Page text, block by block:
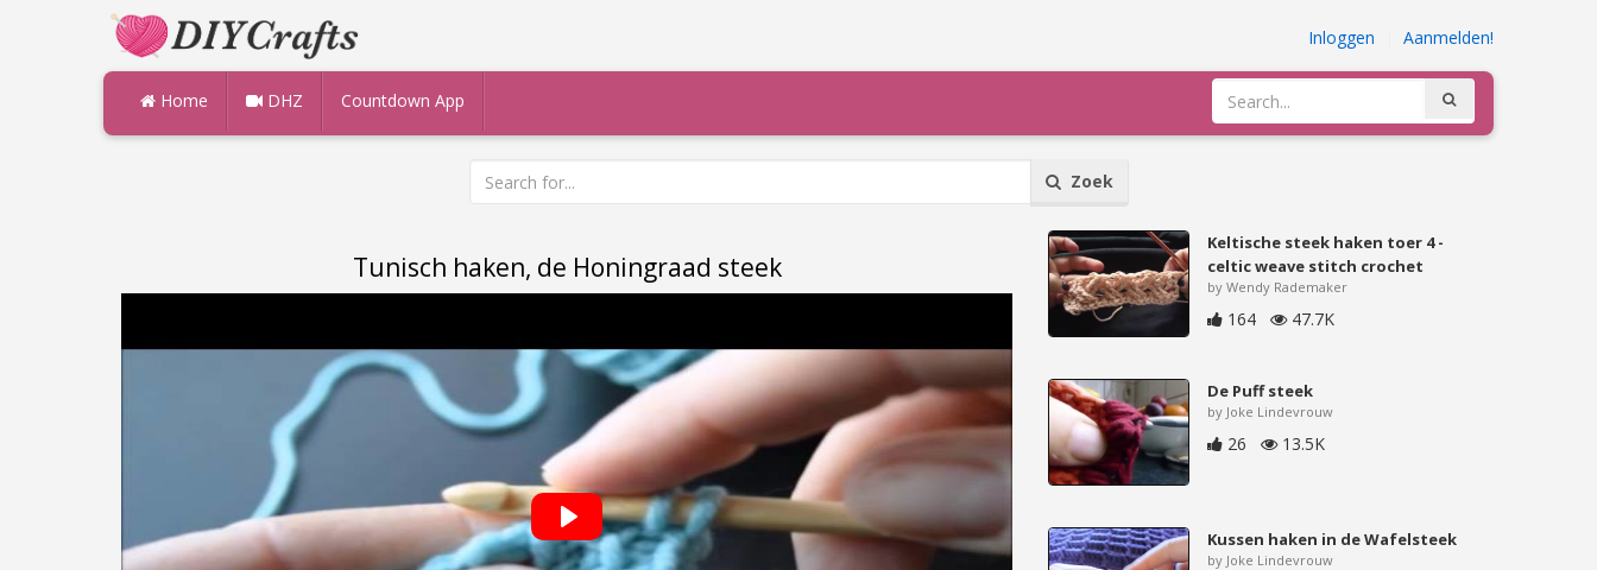
Inloggen Aanmelden!
Home DHZ Countdown App
Zoek
Tunisch haken, de Honingraad steek
Keltische steek haken toer 4 -
celtic weave stitch crochet
by Wendy Rademaker
164 47.7K
De Puff steek
by Joke Lindevrouw
26 13.5K
Kussen haken in de Wafelsteek
by Joke Lindevrouw